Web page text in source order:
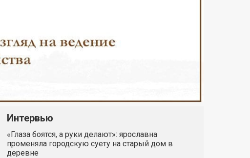
Интервью
«Глаза боятся, а руки делают»: ярославна
променяла городскую суету на старый дом в
деревне